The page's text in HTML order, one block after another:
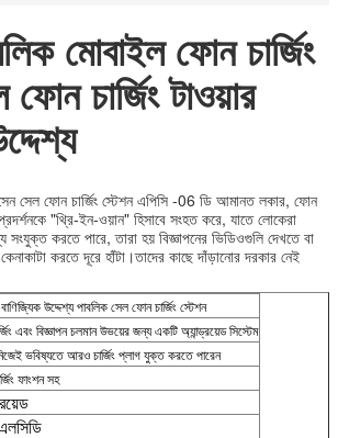
মোবাইল ফোন চার্জিং
চার্জিং টাওয়ার
সেল ফোন চার্জিং স্টেশন এপিসি -06 ডি আমানত লকার, ফোন
"থ্রি-ইন-ওয়ান" হিসাবে সংহত করে, যাতে লোকেরা
সংযুক্ত করতে পারে, তারা হয় বিজ্ঞাপনের ভিডিওগুলি দেখতে বা
করতে দূরে হাঁটা।তাদের কাছে দাঁড়ানোর দরকার নেই
বাণিজ্যিক উদ্দেশ্য পাবলিক সেল ফোন চার্জিং স্টেশন
এবং বিজ্ঞাপন চলমান উভয়ের জন্য একটি অ্যান্ড্রয়েড সিস্টেম
ভবিষ্যতে আরও চার্জিং প্লাগ যুক্ত করতে পারেন
ফাংশন সহ